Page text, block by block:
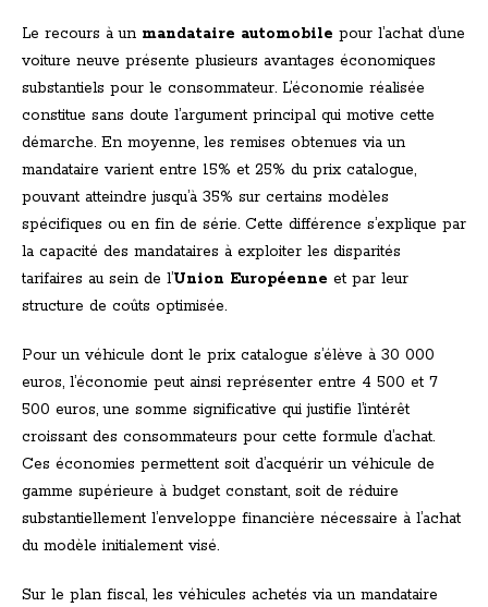
Le recours à un mandataire automobile pour l’achat d’une
voiture neuve présente plusieurs avantages économiques
substantiels pour le consommateur. L’économie réalisée
constitue sans doute l’argument principal qui motive cette
démarche. En moyenne, les remises obtenues via un
mandataire varient entre 15% et 25% du prix catalogue,
pouvant atteindre jusqu’à 35% sur certains modèles
spécifiques ou en fin de série. Cette différence s’explique par
la capacité des mandataires à exploiter les disparités
tarifaires au sein de l’Union Européenne et par leur
structure de coûts optimisée.
Pour un véhicule dont le prix catalogue s’élève à 30 000
euros, l’économie peut ainsi représenter entre 4 500 et 7
500 euros, une somme significative qui justifie l’intérêt
croissant des consommateurs pour cette formule d’achat.
Ces économies permettent soit d’acquérir un véhicule de
gamme supérieure à budget constant, soit de réduire
substantiellement l’enveloppe financière nécessaire à l’achat
du modèle initialement visé.
Sur le plan fiscal, les véhicules achetés via un mandataire